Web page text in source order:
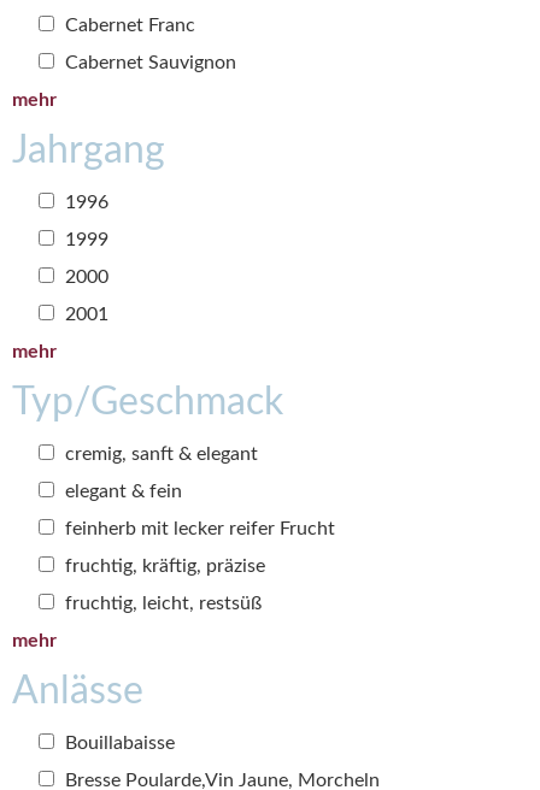
Cabernet Franc
Cabernet Sauvignon
mehr
Jahrgang
1996
1999
2000
2001
mehr
Typ/Geschmack
cremig, sanft & elegant
elegant & fein
feinherb mit lecker reifer Frucht
fruchtig, kräftig, präzise
fruchtig, leicht, restsüß
mehr
Anlässe
Bouillabaisse
Bresse Poularde,Vin Jaune, Morcheln